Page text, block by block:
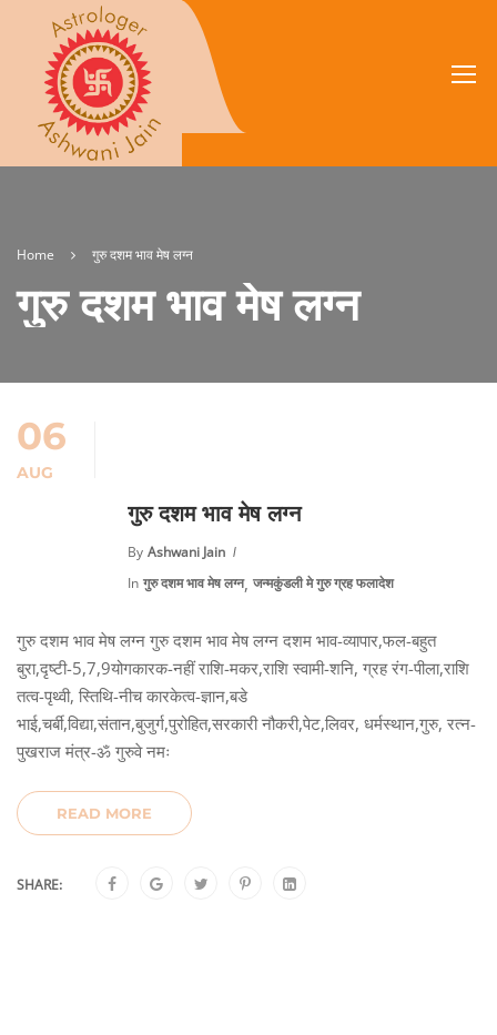
Home गुरु दशम भाव मेष लग्न
गुरु दशम भाव मेष लग्न
06
AUG
गुरु दशम भाव मेष लग्न
By Ashwani Jain
In गुरु दशम भाव मेष लग्न, जन्मकुंडली मे गुरु ग्रह फलादेश
गुरु दशम भाव मेष लग्न गुरु दशम भाव मेष लग्न दशम भाव-व्यापार,फल-बहुत
बुरा,दृष्टी-5,7,9योगकारक-नहीं राशि-मकर,राशि स्वामी-शनि, ग्रह रंग-पीला,राशि
तत्व-पृथ्वी, स्तिथि-नीच कारकेत्व-ज्ञान,बडे
भाई,चर्बी,विद्या,संतान,बुजुर्ग,पुरोहित,सरकारी नौकरी,पेट,लिवर, धर्मस्थान,गुरु, रत्न-
पुखराज मंत्र-ॐ गुरुवे नमः
READ MORE
SHARE: